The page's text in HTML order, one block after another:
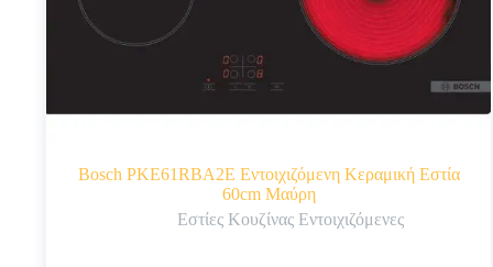
Bosch PKE61RBA2E Εντοιχιζόμενη Κεραμική Εστία
60cm Μαύρη
Εστίες Κουζίνας Εντοιχιζόμενες